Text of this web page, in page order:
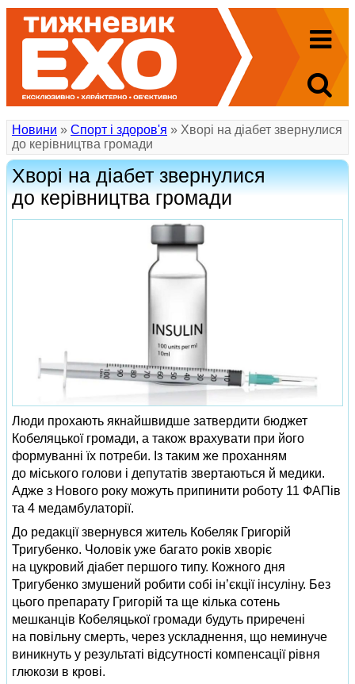
Новини » Спорт і здоров'я » Хворі на діабет звернулися
до керівництва громади
Хворі на діабет звернулися
до керівництва громади
Люди прохають якнайшвидше затвердити бюджет
Кобеляцької громади, а також врахувати при його
формуванні їх потреби. Із таким же проханням
до міського голови і депутатів звертаються й медики.
Адже з Нового року можуть припинити роботу 11 ФАПів
та 4 медамбулаторії.
До редакції звернувся житель Кобеляк Григорій
Тригубенко. Чоловік уже багато років хворіє
на цукровий діабет першого типу. Кожного дня
Тригубенко змушений робити собі ін’єкції інсуліну. Без
цього препарату Григорій та ще кілька сотень
мешканців Кобеляцької громади будуть приречені
на повільну смерть, через ускладнення, що неминуче
виникнуть у результаті відсутності компенсації рівня
глюкози в крові.